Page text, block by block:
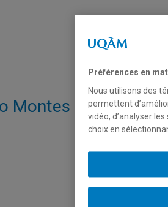
Montes de la
Préférences en
Nous utilisons des
permettent
vidéo, d’analyser
choix en